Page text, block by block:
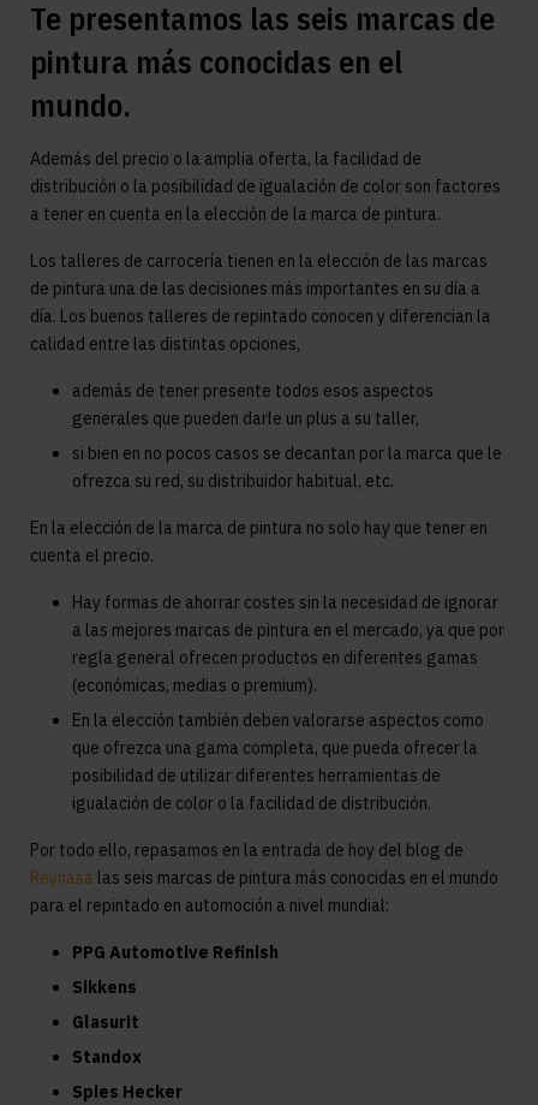
Te presentamos las seis marcas de
pintura más conocidas en el
mundo.
Además del precio o la amplia oferta, la facilidad de
distribución o la posibilidad de igualación de color son factores
a tener en cuenta en la elección de la marca de pintura.
Los talleres de carrocería tienen en la elección de las marcas
de pintura una de las decisiones más importantes en su día a
día. Los buenos talleres de repintado conocen y diferencian la
calidad entre las distintas opciones,
además de tener presente todos esos aspectos
generales que pueden darle un plus a su taller,
si bien en no pocos casos se decantan por la marca que le
ofrezca su red, su distribuidor habitual, etc.
En la elección de la marca de pintura no solo hay que tener en
cuenta el precio.
Hay formas de ahorrar costes sin la necesidad de ignorar
a las mejores marcas de pintura en el mercado, ya que por
regla general ofrecen productos en diferentes gamas
(económicas, medias o premium).
En la elección también deben valorarse aspectos como
que ofrezca una gama completa, que pueda ofrecer la
posibilidad de utilizar diferentes herramientas de
igualación de color o la facilidad de distribución.
Por todo ello, repasamos en la entrada de hoy del blog de
Reynasa las seis marcas de pintura más conocidas en el mundo
para el repintado en automoción a nivel mundial:
PPG Automotive Refinish
Sikkens
Glasurit
Standox
Spies Hecker